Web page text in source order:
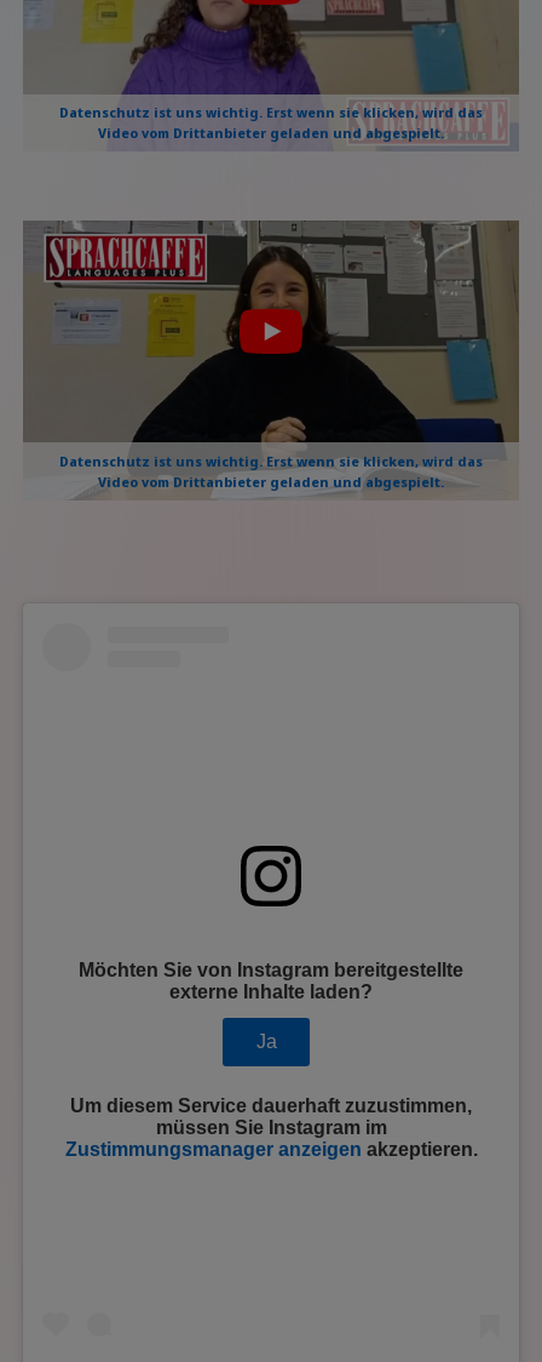
Datenschutz ist uns wichtig. Erst wenn sie klicken, wird das
Video vom Drittanbieter geladen und abgespielt.
Datenschutz ist uns wichtig. Erst wenn sie klicken, wird das
Video vom Drittanbieter geladen und abgespielt.
Möchten Sie von Instagram bereitgestellte
externe Inhalte laden?
Ja
Um diesem Service dauerhaft zuzustimmen,
müssen Sie Instagramim
Zustimmungsmanager anzeigen akzeptieren.